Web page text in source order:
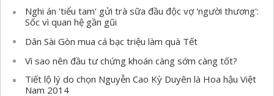
Nghi án 'tiểu tam' gửi trà sữa đầu độc vợ 'người thương':
Sốc vì quan hệ gần gũi
Dân Sài Gòn mua cá bạc triệu làm quà Tết
Vì sao nên đầu tư chứng khoán càng sớm càng tốt?
Tiết lộ lý do chọn Nguyễn Cao Kỳ Duyên là Hoa hậu Việt
Nam 2014